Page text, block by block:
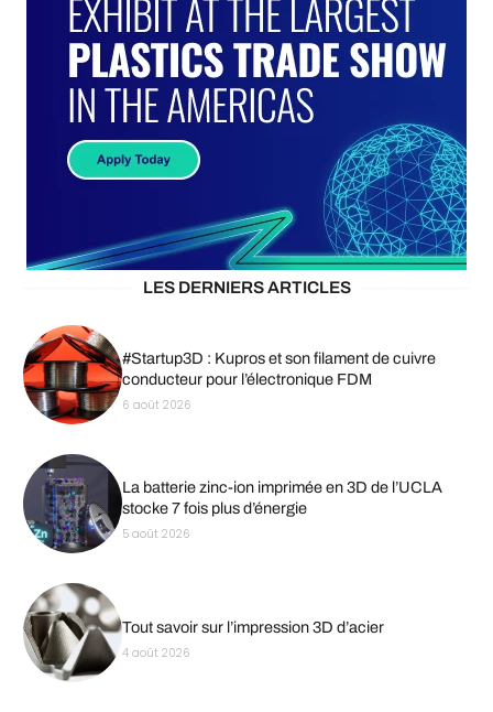
LES DERNIERS ARTICLES
#Startup3D : Kupros et son filament de cuivre
conducteur pour l’électronique FDM
6 août 2026
La batterie zinc-ion imprimée en 3D de l’UCLA
stocke 7 fois plus d’énergie
5 août 2026
Tout savoir sur l’impression 3D d’acier
4 août 2026